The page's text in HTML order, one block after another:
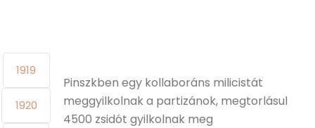
1919
1920
Pinszkben egy kollaboráns milicistát
meggyilkolnak a partizánok, megtorlásul
4500 zsidót gyilkolnak meg